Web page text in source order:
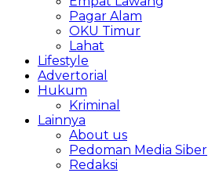
Pagar Alam
OKU Timur
Lahat
Lifestyle
Advertorial
Hukum
Kriminal
Lainnya
About us
Pedoman Media Siber
Redaksi